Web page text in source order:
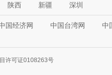
陕西
新疆 深圳
国经济网 中国台湾网 中
许可证0108263号